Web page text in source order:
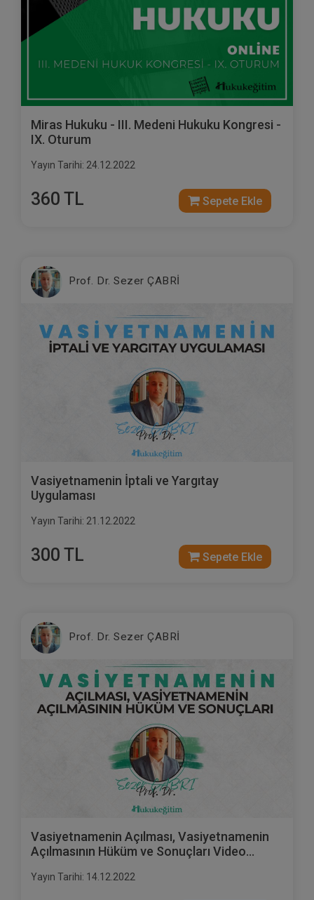
Miras Hukuku - III. Medeni Hukuku Kongresi -
IX. Oturum
Yayın Tarihi: 24.12.2022
360 TL Sepete Ekle
Prof. Dr. Sezer ÇABRİ
Vasiyetnamenin İptali ve Yargıtay
Uygulaması
Yayın Tarihi: 21.12.2022
300 TL Sepete Ekle
Prof. Dr. Sezer ÇABRİ
Vasiyetnamenin Açılması, Vasiyetnamenin
Açılmasının Hüküm ve Sonuçları Video
Yayın Tarihi: 14.12.2022